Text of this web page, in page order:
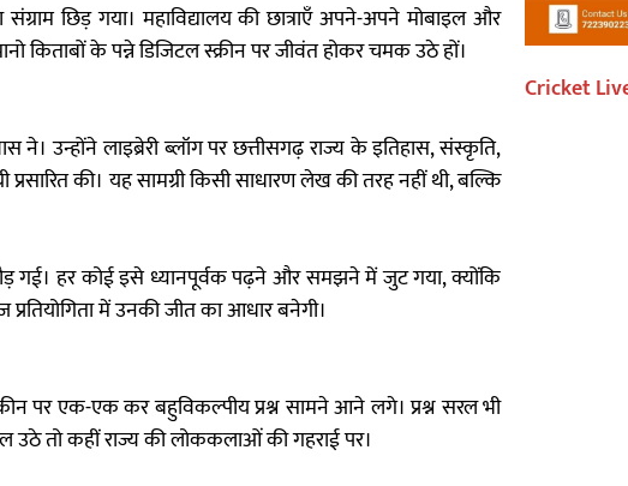
छिड़ गया। महाविद्यालय की छात्राएँ अपने-अपने मोबाइल और
किताबों के पन्ने डिजिटल स्क्रीन पर जीवंत होकर चमक उठे हों।
उन्होंने लाइब्रेरी ब्लॉग पर छत्तीसगढ़ राज्य के इतिहास, संस्कृति,
प्रसारित की। यह सामग्री किसी साधारण लेख की तरह नहीं थी, बल्कि
गई। हर कोई इसे ध्यानपूर्वक पढ़ने और समझने में जुट गया, क्योंकि
में उनकी जीत का आधार बनेगी।
पर एक-एक कर बहुविकल्पीय प्रश्न सामने आने लगे। प्रश्न सरल भी
उठे तो कहीं राज्य की लोककलाओं की गहराई पर।
Cricket